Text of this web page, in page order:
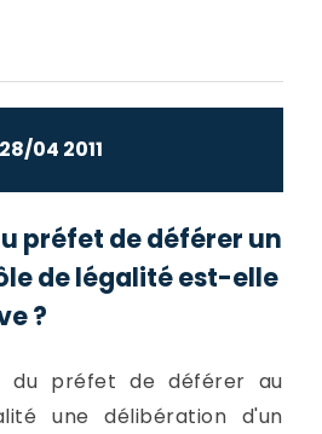
28/04 2011
préfet de déférer un
de légalité est-elle
?
du préfet de déférer au
une délibération d'un